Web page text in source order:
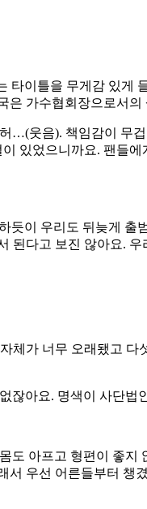
타이틀을 무게감 있
가수협회장으로서
웃음). 책임감이 무
있었으니까요. 팬들
이 우리도 뒤늦게
된다고 보진 않아요.
가 너무 오래됐고
아요. 명색이 사단
아프고 형편이 좋
우선 어른들부터